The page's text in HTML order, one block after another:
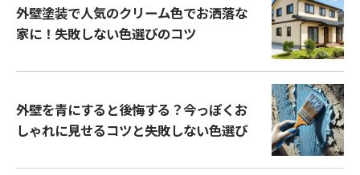
外壁塗装で人気のクリーム色でお洒落な
家に！失敗しない色選びのコツ
外壁を青にすると後悔する？今っぽくお
しゃれに見せるコツと失敗しない色選び